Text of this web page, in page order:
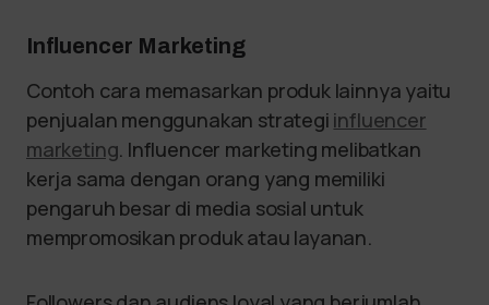
Influencer Marketing
Contoh cara memasarkan produk lainnya yaitu
penjualan menggunakan strategi influencer
marketing. Influencer marketing melibatkan
kerja sama dengan orang yang memiliki
pengaruh besar di media sosial untuk
mempromosikan produk atau layanan.